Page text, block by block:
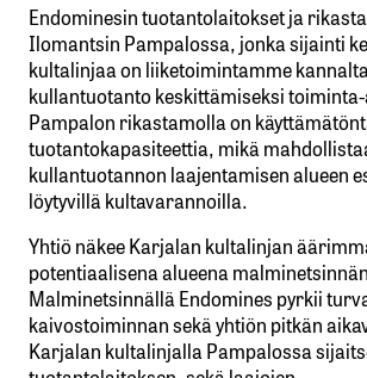
Endominesin tuotantolaitokset ja
Ilomantsin Pampalossa, jonka sijainti
kultalinjaa on liiketoimintamme
kullantuotanto keskittämiseksi
Pampalon rikastamolla on
tuotantokapasiteettia, mikä
kullantuotannon laajentamisen alueen
löytyvillä kultavarannoilla.
Yhtiö näkee Karjalan kultalinjan
potentiaalisena alueena
Malminetsinnällä Endomines pyrkii
kaivostoiminnan sekä yhtiön pitkän
Karjalan kultalinjalla Pampalossa